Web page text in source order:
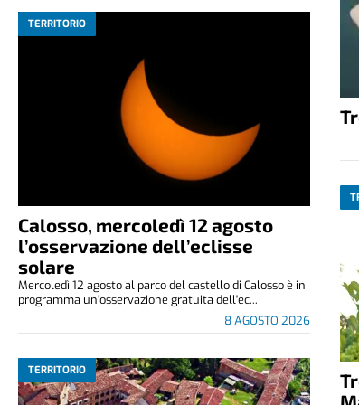
TERRITORIO
Calosso, mercoledì 12 agosto
l’osservazione dell’eclisse
solare
8 AGOSTO 2026
Mercoledì 12 agosto al parco del castello di Calosso è in
programma un’osservazione gratuita dell'ec...
TERRITORIO